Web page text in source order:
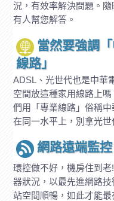
況，有效率解決問題。
有人幫您解答。
當然要強調
線路」
ADSL、光世代也是中華
空間放這種家用線路上
們用「專業線路」俗稱
在同一水平上，別拿光
網路遠端監
環控做不好，機房住到
器狀況，以最先進網路
站空間順暢，如此才能